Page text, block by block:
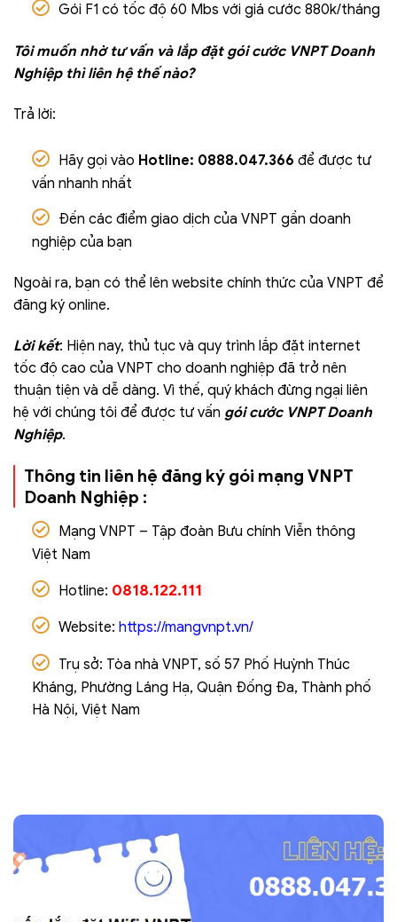
Gói F1 có tốc độ 60 Mbs với giá cước 880k/tháng
Tôi muốn nhờ tư vấn và lắp đặt gói cước VNPT Doanh
Nghiệp thì liên hệ thế nào?
Trả lời:
Hãy gọi vào Hotline: 0888.047.366 để được tư
vấn nhanh nhất
Đến các điểm giao dịch của VNPT gần doanh
nghiệp của bạn
Ngoài ra, bạn có thể lên website chính thức của VNPT để
đăng ký online.
Lời kết: Hiện nay, thủ tục và quy trình lắp đặt internet
tốc độ cao của VNPT cho doanh nghiệp đã trở nên
thuận tiện và dễ dàng. Vì thế, quý khách đừng ngại liên
hệ với chúng tôi để được tư vấn gói cước VNPT Doanh
Nghiệp.
Thông tin liên hệ đăng ký gói mạng VNPT
Doanh Nghiệp :
Mạng VNPT – Tập đoàn Bưu chính Viễn thông
Việt Nam
Hotline: 0818.122.111
Website: https://mangvnpt.vn/
Trụ sở: Tòa nhà VNPT, số 57 Phố Huỳnh Thúc
Kháng, Phường Láng Hạ, Quận Đống Đa, Thành phố
Hà Nội, Việt Nam